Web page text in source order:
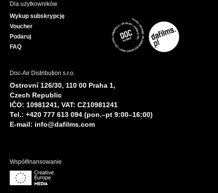
Dla użytkowników
Wykup subskrypcję
Voucher
Podaruj
FAQ
Doc-Air Distribution s.r.o.
Ostrovní 126/30, 110 00 Praha 1,
Czech Republic
IČO: 10981241, VAT: CZ10981241
Tel.: +420 777 613 094 (pon.–pt 9:00–16:00)
E-mail: info@dafilms.com
Współfinansowanie